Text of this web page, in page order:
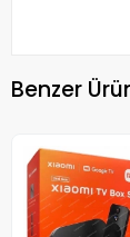
Benzer